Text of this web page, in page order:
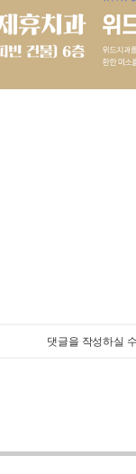
댓글을 작성하실